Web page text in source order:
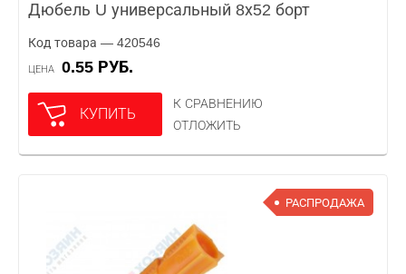
Дюбель U универсальный 8х52 борт
Код товара — 420546
ЦЕНА 0.55 РУБ.
КУПИТЬ
К СРАВНЕНИЮ
ОТЛОЖИТЬ
РАСПРОДАЖА